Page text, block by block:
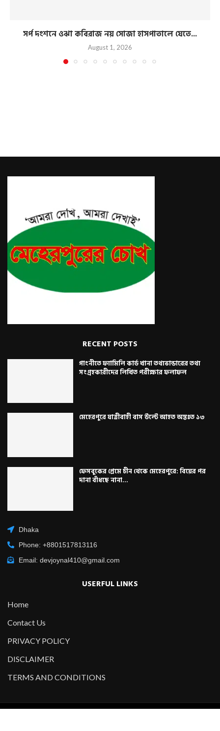
সর্প দংশনে ওঝা কবিরাজ নয় সোজা হাসপাতালে যেতে...
August 1, 2026
RECENT POSTS
গাংনীতে ফ্যামিলি কার্ড খানা তথ্যভান্ডারের তথ্য
সংগ্রহকারীদের লিখিত পরীক্ষার ফলাফল
মেহেরপুরে যাত্রীবাহী বাস উল্টে আহত অন্তঃত ১৩
ফেসবুকের প্রেমে চীন থেকে মেহেরপুরে: বিয়ের পর
দানা বাঁধছে নানা...
Dhaka
Phone: +8801517813116
Email: devjoynal410@gmail.com
USERFUL LINKS
Home
Contact Us
PRIVACY POLICY
DISCLAIMER
TERMS AND CONDITIONS